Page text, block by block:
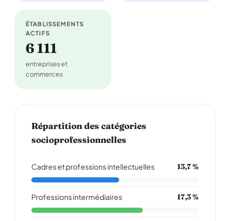
ÉTABLISSEMENTS
ACTIFS
6 111
entreprises et
commerces
Répartition des catégories
socioprofessionnelles
Cadres et professions intellectuelles 13,7 %
Professions intermédiaires 17,3 %